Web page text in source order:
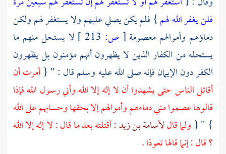
فلن يغفر الله لهم} فلم يكن يصلي عليهم ولا يستغفر لهم ولكن
دماؤهم وأموالهم معصومة [ ص:
لا يستحل منهم ما
يستحله من الكفار الذين لا يظهرون أنهم مؤمنون بل يظهرون
الكفر دون الإيمان فإنه صلى الله عليه وسلم قال : " {أمرت أن
أقاتل الناس حتى يشهدوا أن لا إله إلا الله وأني رسول الله فإذا
قالوها عصموا مني دماءهم وأموالهم إلا بحقها وحسابهم على الله
} " { ولما قاللأسامة بن زيد: أقتلته بعد ما قال : لا إله إلا الله
؟ قال : إنما قالها تعوذا .